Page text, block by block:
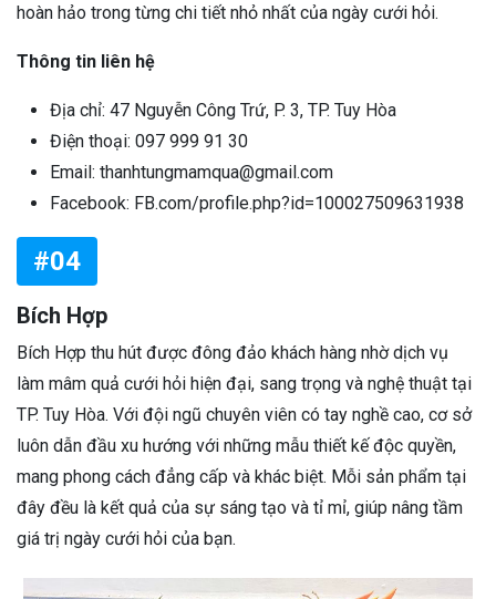
hoàn hảo trong từng chi tiết nhỏ nhất của ngày cưới hỏi.
Thông tin liên hệ
Địa chỉ: 47 Nguyễn Công Trứ, P. 3, TP. Tuy Hòa
Điện thoại: 097 999 91 30
Email: thanhtungmamqua@gmail.com
Facebook: FB.com/profile.php?id=100027509631938
#04
Bích Hợp
Bích Hợp thu hút được đông đảo khách hàng nhờ dịch vụ
làm mâm quả cưới hỏi hiện đại, sang trọng và nghệ thuật tại
TP. Tuy Hòa. Với đội ngũ chuyên viên có tay nghề cao, cơ sở
luôn dẫn đầu xu hướng với những mẫu thiết kế độc quyền,
mang phong cách đẳng cấp và khác biệt. Mỗi sản phẩm tại
đây đều là kết quả của sự sáng tạo và tỉ mỉ, giúp nâng tầm
giá trị ngày cưới hỏi của bạn.